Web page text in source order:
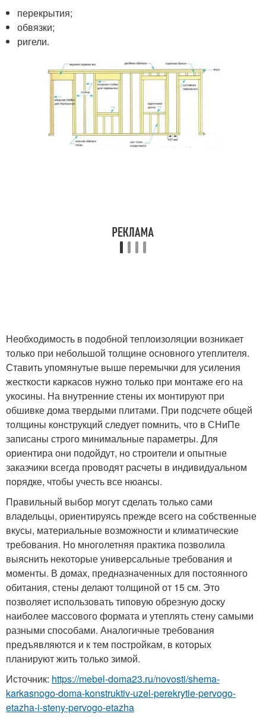
перекрытия;
обвязки;
ригели.
Необходимость в подобной теплоизоляции возникает
только при небольшой толщине основного утеплителя.
Ставить упомянутые выше перемычки для усиления
жесткости каркасов нужно только при монтаже его на
укосины. На внутренние стены их монтируют при
обшивке дома твердыми плитами. При подсчете общей
толщины конструкций следует помнить, что в СНиПе
записаны строго минимальные параметры. Для
ориентира они подойдут, но строители и опытные
заказчики всегда проводят расчеты в индивидуальном
порядке, чтобы учесть все нюансы.
Правильный выбор могут сделать только сами
владельцы, ориентируясь прежде всего на собственные
вкусы, материальные возможности и климатические
требования. Но многолетняя практика позволила
выяснить некоторые универсальные требования и
моменты. В домах, предназначенных для постоянного
обитания, стены делают толщиной от 15 см. Это
позволяет использовать типовую обрезную доску
наиболее массового формата и утеплять стену самыми
разными способами. Аналогичные требования
предъявляются и к тем постройкам, в которых
планируют жить только зимой.
Источник: https://mebel-doma23.ru/novosti/shema-
karkasnogo-doma-konstruktiv-uzel-perekrytie-pervogo-
etazha-i-steny-pervogo-etazha